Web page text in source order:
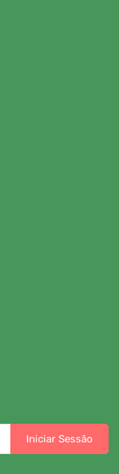
Iniciar Sessão